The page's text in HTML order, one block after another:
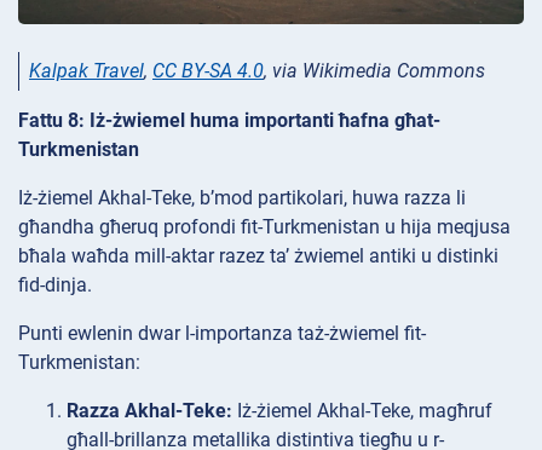
Kalpak Travel, CC BY-SA 4.0, via Wikimedia Commons
Fattu 8: Iż-żwiemel huma importanti ħafna għat-
Turkmenistan
Iż-żiemel Akhal-Teke, b’mod partikolari, huwa razza li
għandha għeruq profondi fit-Turkmenistan u hija meqjusa
bħala waħda mill-aktar razez ta’ żwiemel antiki u distinki
fid-dinja.
Punti ewlenin dwar l-importanza taż-żwiemel fit-
Turkmenistan:
Razza Akhal-Teke: Iż-żiemel Akhal-Teke, magħruf
għall-brillanza metallika distintiva tiegħu u r-